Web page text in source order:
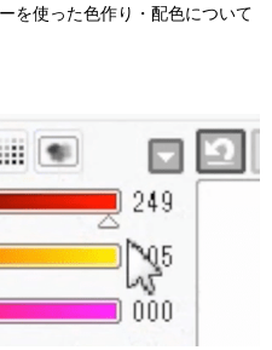
を使った色作り・配色について